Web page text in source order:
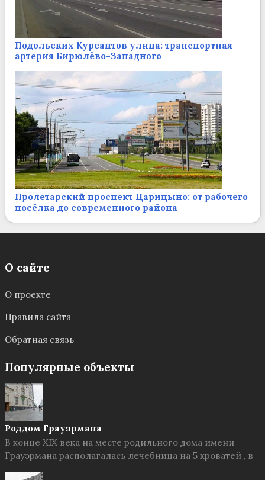
Подольских Курсантов улица: транспортная
артерия Бирюлёво-Западного
Пролетарский проспект Царицыно: от рабочего
посёлка до современного района
О сайте
О проекте
Правила сайта
Обратная связь
Популярные объекты
Роддом Грауэрмана
В конце XIX века на месте родильного дома имени
Грауэрмана располагалась лечебница на 5 кроватей , в